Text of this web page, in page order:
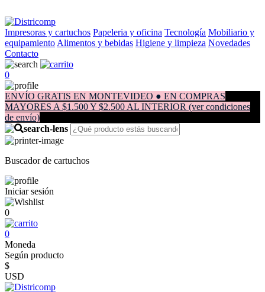
Impresoras y cartuchos Papeleria y oficina Tecnología Mobiliario y
equipamiento Alimentos y bebidas Higiene y limpieza Novedades
Contacto
0
ENVÍO GRATIS EN MONTEVIDEO ● EN COMPRAS
MAYORES A $1.500 Y $2.500 AL INTERIOR (ver condiciones
de envío)
Buscador de cartuchos
Iniciar sesión
0
0
Moneda
Según producto
$
USD